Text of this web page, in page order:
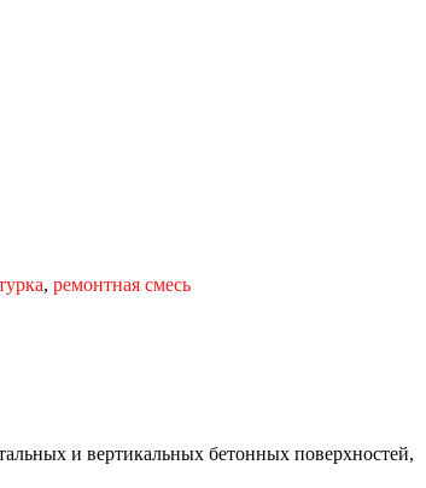
, ремонтная смесь
и вертикальных бетонных поверхностей,